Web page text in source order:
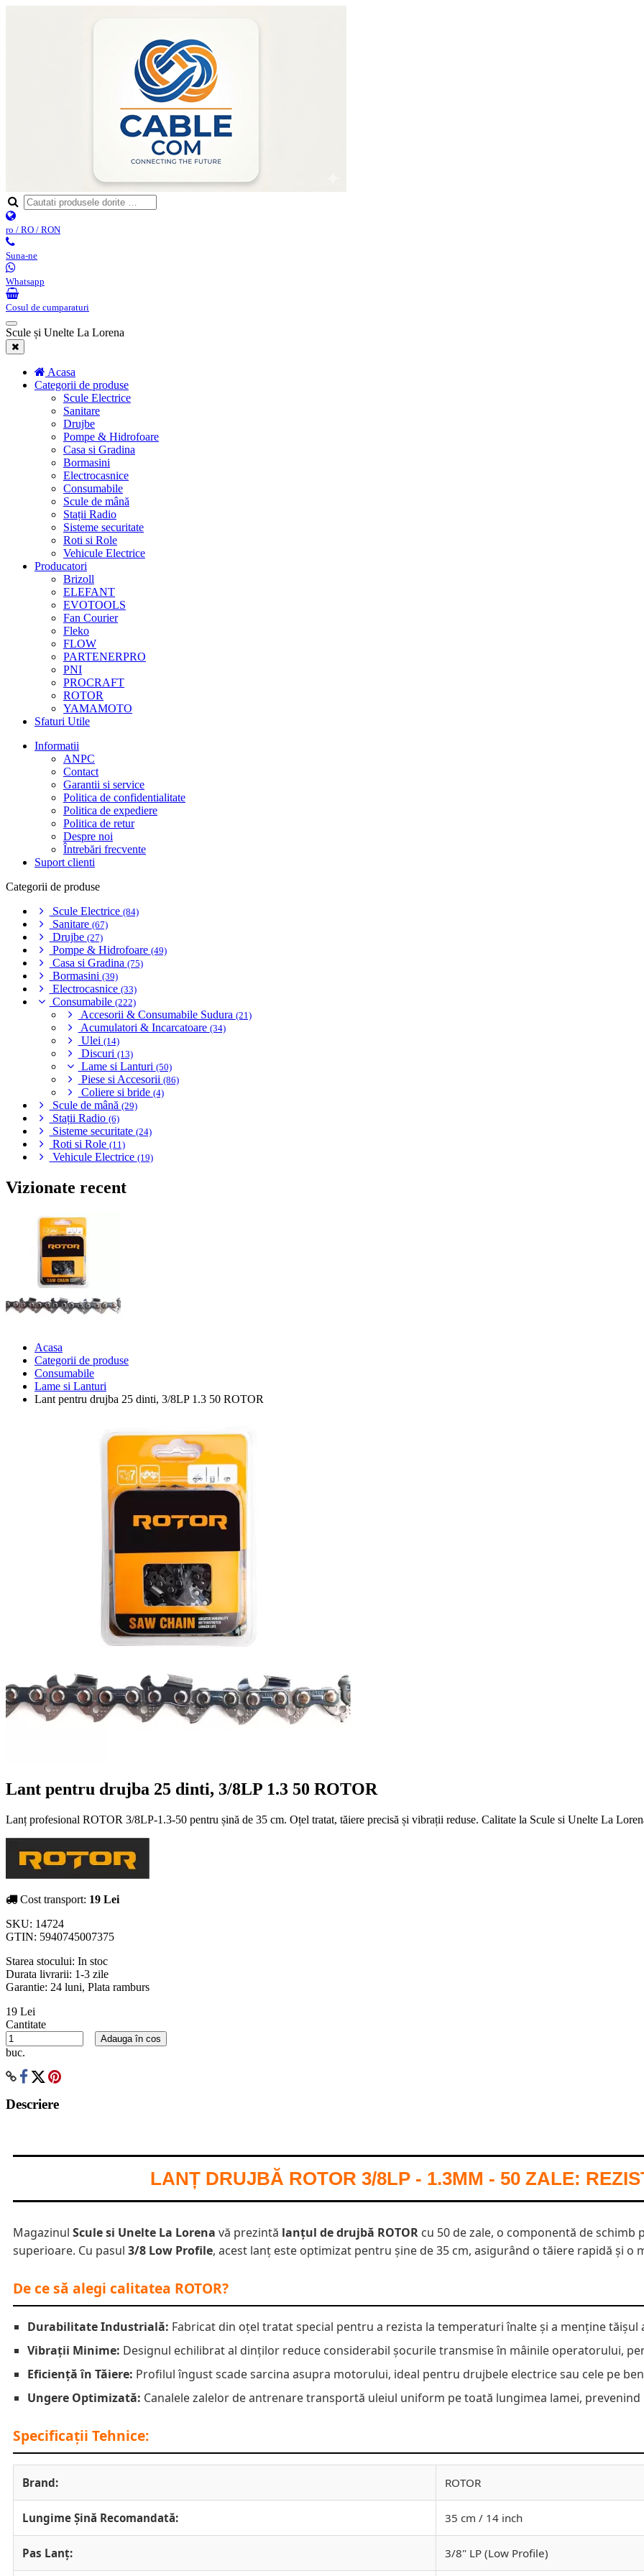
ro / RO / RON
Suna-ne
Whatsapp
Cosul de cumparaturi
Scule și Unelte La Lorena
Acasa
Categorii de produse
Scule Electrice
Sanitare
Drujbe
Pompe & Hidrofoare
Casa si Gradina
Bormasini
Electrocasnice
Consumabile
Scule de mână
Stații Radio
Sisteme securitate
Roti si Role
Vehicule Electrice
Producatori
Brizoll
ELEFANT
EVOTOOLS
Fan Courier
Fleko
FLOW
PARTENERPRO
PNI
PROCRAFT
ROTOR
YAMAMOTO
Sfaturi Utile
Informatii
ANPC
Contact
Garantii si service
Politica de confidentialitate
Politica de expediere
Politica de retur
Despre noi
Întrebări frecvente
Suport clienti
Categorii de produse
Scule Electrice (84)
Sanitare (67)
Drujbe (27)
Pompe & Hidrofoare (49)
Casa si Gradina (75)
Bormasini (39)
Electrocasnice (33)
Consumabile (222)
Accesorii & Consumabile Sudura (21)
Acumulatori & Incarcatoare (34)
Ulei (14)
Discuri (13)
Lame si Lanturi (50)
Piese si Accesorii (86)
Coliere si bride (4)
Scule de mână (29)
Stații Radio (6)
Sisteme securitate (24)
Roti si Role (11)
Vehicule Electrice (19)
Vizionate recent
Acasa
Categorii de produse
Consumabile
Lame si Lanturi
Lant pentru drujba 25 dinti, 3/8LP 1.3 50 ROTOR
Lant pentru drujba 25 dinti, 3/8LP 1.3 50 ROTOR
Lanț profesional ROTOR 3/8LP-1.3-50 pentru șină de 35 cm. Oțel tratat, tăiere precisă și vibrații reduse. Calitate la Scule si Unelte La
Cost transport: 19 Lei
SKU: 14724
GTIN: 5940745007375
Starea stocului: In stoc
Durata livrarii: 1-3 zile
Garantie: 24 luni, Plata ramburs
19 Lei
Cantitate
buc.
Adauga în cos
Descriere
LANȚ DRUJBĂ ROTOR 3/8LP - 1.3MM - 50 ZALE:
Magazinul Scule si Unelte La Lorena vă prezintă lanțul de drujbă ROTOR cu 50 de zale, o componentă de
superioare. Cu pasul 3/8 Low Profile, acest lanț este optimizat pentru șine de 35 cm, asigurând o tăiere rapidă și
De ce să alegi calitatea ROTOR?
Durabilitate Industrială: Fabricat din oțel tratat special pentru a rezista la temperaturi înalte și a menține
Vibrații Minime: Designul echilibrat al dinților reduce considerabil șocurile transmise în mâinile operatorului,
Eficiență în Tăiere: Profilul îngust scade sarcina asupra motorului, ideal pentru drujbele electrice sau cele pe
Ungere Optimizată: Canalele zalelor de antrenare transportă uleiul uniform pe toată lungimea lamei,
Specificații Tehnice:
Brand: ROTOR
Lungime Șină Recomandată: 35 cm / 14 inch
Pas Lanț: 3/8" LP (Low Profile)